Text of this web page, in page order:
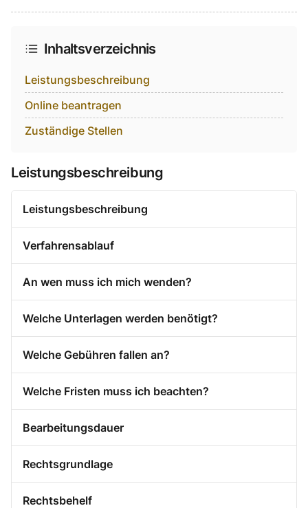
Auf Facebook teilen
Auf Twitter teilen
Per Link teilen
shareViaEmail
Inhaltsverzeichnis
Leistungsbeschreibung
Online beantragen
Zuständige Stellen
Leistungsbeschreibung
Leistungsbeschreibung
Verfahrensablauf
An wen muss ich mich wenden?
Welche Unterlagen werden benötigt?
Welche Gebühren fallen an?
Welche Fristen muss ich beachten?
Bearbeitungsdauer
Rechtsgrundlage
Rechtsbehelf